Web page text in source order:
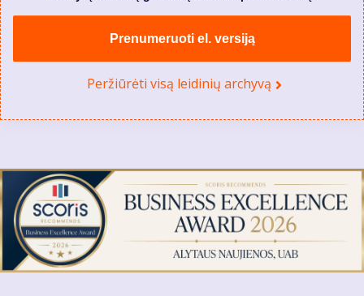
Prenumeruoti el. versiją
Peržiūrėti visą leidinių archyvą